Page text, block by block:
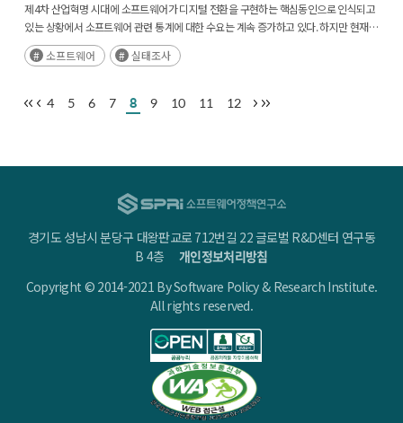
제4차 산업혁명 시대에 소프트웨어가 디지털 전환을 구현하는 핵심동인으로 인식되고
있는 상황에서 소프트웨어 관련 통계에 대한 수요는 계속 증가하고 있다. 하지만 현재
이를 충족할만한 통계가 부족한 실정으로 보다 정확하고, 다양한 통계 생산 체계를
마련할 필요가 있다.(후략)
소프트웨어 실태조사
4 5 6 7 8 9 10 11 12
경기도 성남시 분당구 대왕판교로 712번길 22 글로벌 R&D센터 연구동
B 4층개인정보처리방침
Copyright © 2014-2021 By Software Policy & Research Institute.
All rights reserved.